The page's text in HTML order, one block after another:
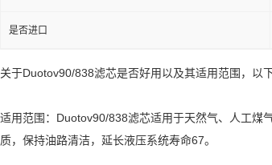
是否进口
关于Duotov90/838滤芯是否好用以及其适用范围，以
适用范围：Duotov90/838滤芯适用于天然气、人工煤
质，保持油路清洁，延长液压系统寿命67。